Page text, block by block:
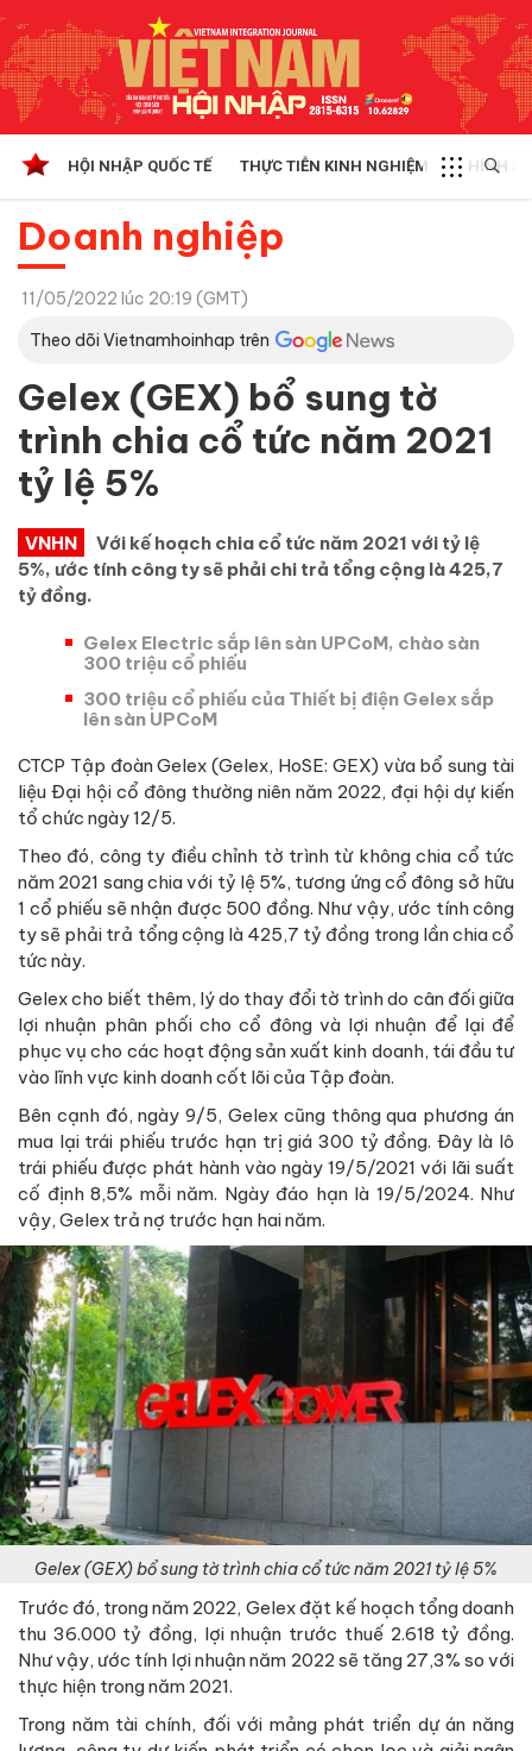
HỘI NHẬP QUỐC TẾ THỰC TIỄN KINH NGHIỆM CHÍNH
Doanh nghiệp
11/05/2022 lúc 20:19 (GMT)
Theo dõi Vietnamhoinhap trên
Gelex (GEX) bổ sung tờ
trình chia cổ tức năm 2021
tỷ lệ 5%
VNHN
Với kế hoạch chia cổ tức năm 2021 với tỷ lệ
5%, ước tính công ty sẽ phải chi trả tổng cộng là 425,7
tỷ đồng.
Gelex Electric sắp lên sàn UPCoM, chào sàn
300 triệu cổ phiếu
300 triệu cổ phiếu của Thiết bị điện Gelex sắp
lên sàn UPCoM
CTCP Tập đoàn Gelex (Gelex, HoSE: GEX) vừa bổ sung tài
liệu Đại hội cổ đông thường niên năm 2022, đại hội dự kiến
tổ chức ngày 12/5.
Theo đó, công ty điều chỉnh tờ trình từ không chia cổ tức
năm 2021 sang chia với tỷ lệ 5%, tương ứng cổ đông sở hữu
1 cổ phiếu sẽ nhận được 500 đồng. Như vậy, ước tính công
ty sẽ phải trả tổng cộng là 425,7 tỷ đồng trong lần chia cổ
tức này.
Gelex cho biết thêm, lý do thay đổi tờ trình do cân đối giữa
lợi nhuận phân phối cho cổ đông và lợi nhuận để lại để
phục vụ cho các hoạt động sản xuất kinh doanh, tái đầu tư
vào lĩnh vực kinh doanh cốt lõi của Tập đoàn.
Bên cạnh đó, ngày 9/5, Gelex cũng thông qua phương án
mua lại trái phiếu trước hạn trị giá 300 tỷ đồng. Đây là lô
trái phiếu được phát hành vào ngày 19/5/2021 với lãi suất
cố định 8,5% mỗi năm. Ngày đáo hạn là 19/5/2024. Như
vậy, Gelex trả nợ trước hạn hai năm.
Gelex (GEX) bổ sung tờ trình chia cổ tức năm 2021 tỷ lệ 5%
Trước đó, trong năm 2022, Gelex đặt kế hoạch tổng doanh
thu 36.000 tỷ đồng, lợi nhuận trước thuế 2.618 tỷ đồng.
Như vậy, ước tính lợi nhuận năm 2022 sẽ tăng 27,3% so với
thực hiện trong năm 2021.
Trong năm tài chính, đối với mảng phát triển dự án năng